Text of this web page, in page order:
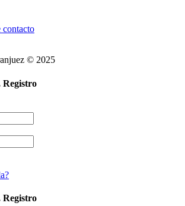
contacto
© 2025
Registro
Registro